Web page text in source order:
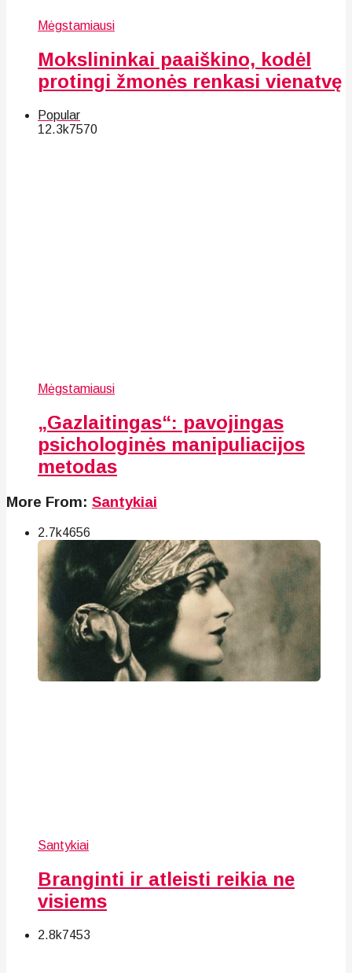
Mėgstamiausi
Mokslininkai paaiškino, kodėl
protingi žmonės renkasi vienatvę
Popular
12.3k7570
Mėgstamiausi
„Gazlaitingas“: pavojingas
psichologinės manipuliacijos
metodas
More From: Santykiai
2.7k4656
Santykiai
Branginti ir atleisti reikia ne
visiems
2.8k7453